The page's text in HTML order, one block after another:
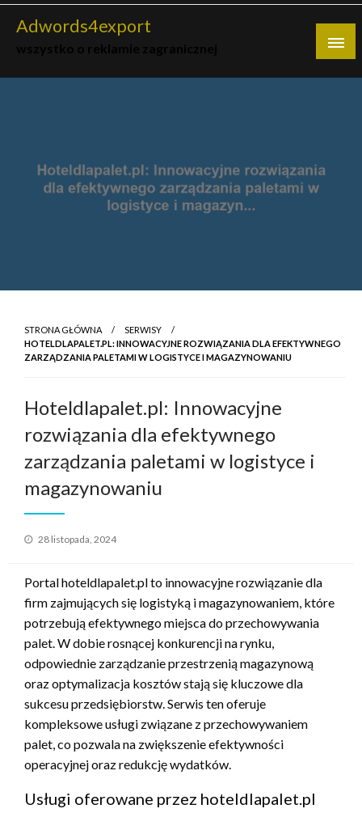
Skip
Adwords4export
STRONA GŁÓWNA
SERWISY
HOTELDLAPALET.PL: INNOWACYJNE ROZWIĄZANIA DLA EFEKTYWNEGO
ZARZĄDZANIA PALETAMI W LOGISTYCE I MAGAZYNOWANIU
Hoteldlapalet.pl: Innowacyjne
rozwiązania dla efektywnego
zarządzania paletami w logistyce i
magazynowaniu
Opublikowane
28 listopada, 2024
Portal hoteldlapalet.pl to innowacyjne rozwiązanie dla
firm zajmujących się logistyką i magazynowaniem, które
potrzebują efektywnego miejsca do przechowywania
palet. W dobie rosnącej konkurencji na rynku,
odpowiednie zarządzanie przestrzenią magazynową
oraz optymalizacja kosztów stają się kluczowe dla
sukcesu przedsiębiorstw. Serwis ten oferuje
kompleksowe usługi związane z przechowywaniem
palet, co pozwala na zwiększenie efektywności
operacyjnej oraz redukcję wydatków.
Usługi oferowane przez hoteldlapalet.pl